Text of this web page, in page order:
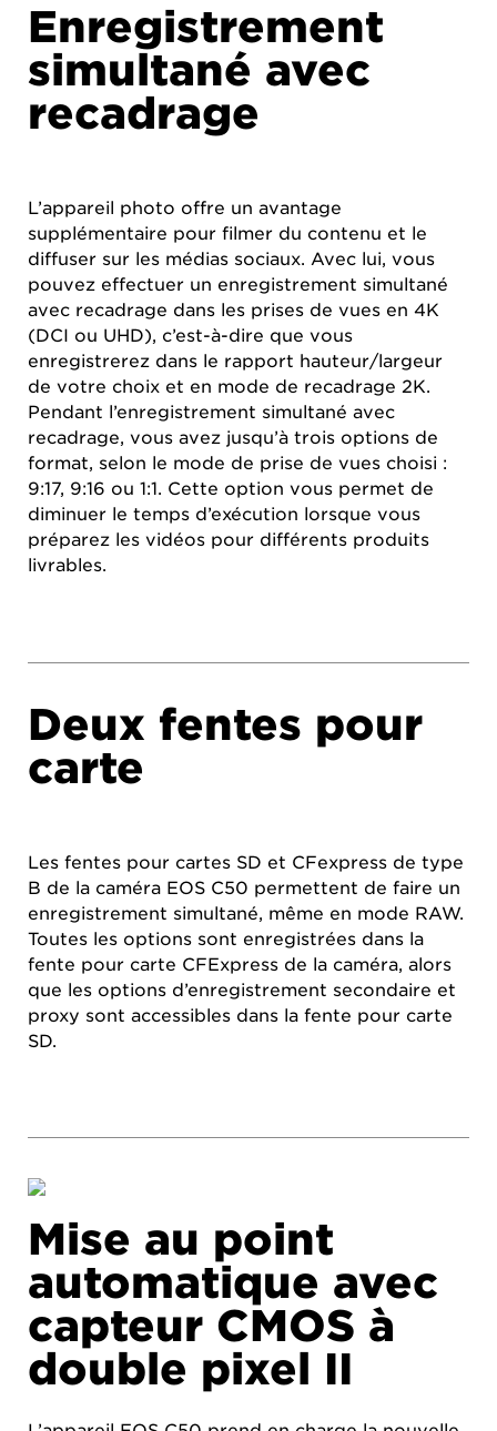
Enregistrement
simultané avec
recadrage
L’appareil photo offre un avantage
supplémentaire pour filmer du contenu et le
diffuser sur les médias sociaux. Avec lui, vous
pouvez effectuer un enregistrement simultané
avec recadrage dans les prises de vues en 4K
(DCI ou UHD), c’est-à-dire que vous
enregistrerez dans le rapport hauteur/largeur
de votre choix et en mode de recadrage 2K.
Pendant l’enregistrement simultané avec
recadrage, vous avez jusqu’à trois options de
format, selon le mode de prise de vues choisi :
9:17, 9:16 ou 1:1. Cette option vous permet de
diminuer le temps d’exécution lorsque vous
préparez les vidéos pour différents produits
livrables.
Deux fentes pour
carte
Les fentes pour cartes SD et CFexpress de type
B de la caméra EOS C50 permettent de faire un
enregistrement simultané, même en mode RAW.
Toutes les options sont enregistrées dans la
fente pour carte CFExpress de la caméra, alors
que les options d’enregistrement secondaire et
proxy sont accessibles dans la fente pour carte
SD.
Mise au point
automatique avec
capteur CMOS à
double pixel II